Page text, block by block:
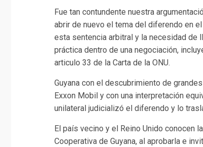
Fue tan contundente nuestra
abrir de nuevo el tema del diferendo en
esta sentencia arbitral y la necesidad de
práctica dentro de una negociación,
articulo 33 de la Carta de la ONU.
Guyana con el descubrimiento de
Exxon Mobil y con una interpretación
unilateral judicializó el diferendo y lo
El país vecino y el Reino Unido conocen
Cooperativa de Guyana, al aprobarla e